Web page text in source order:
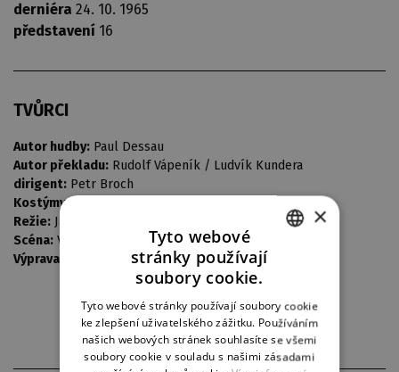
derniéra 24. 10. 1965
představení 16
TVŮRCI
Autor hudby: Paul Dessau
Autor překladu: Rudolf Vápeník / Ludvík Kundera
dirigent: Petr Broch
Kostýmy:
Režie: Jan Fišer
Scéna: Vladimír Heller
Výprava:
Vladimír Heller
GERMAN
×
Tyto webové
stránky používají
soubory cookie.
Tyto webové stránky používají soubory cookie
ke zlepšení uživatelského zážitku. Používáním
našich webových stránek souhlasíte se všemi
soubory cookie v souladu s našimi zásadami